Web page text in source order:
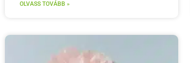
OLVASS TOVÁBB »